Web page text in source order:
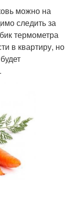
можно на
следить за
термометра
в квартиру, но